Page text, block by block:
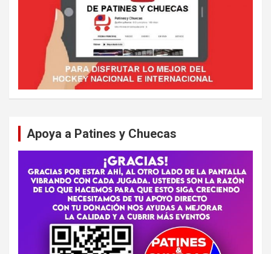
Apoya a Patines y Chuecas